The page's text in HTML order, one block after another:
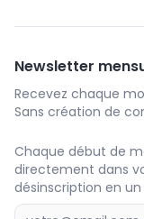
Newsletter
Recevez chaque
Sans création de
Chaque début de
directement dans
désinscription en un